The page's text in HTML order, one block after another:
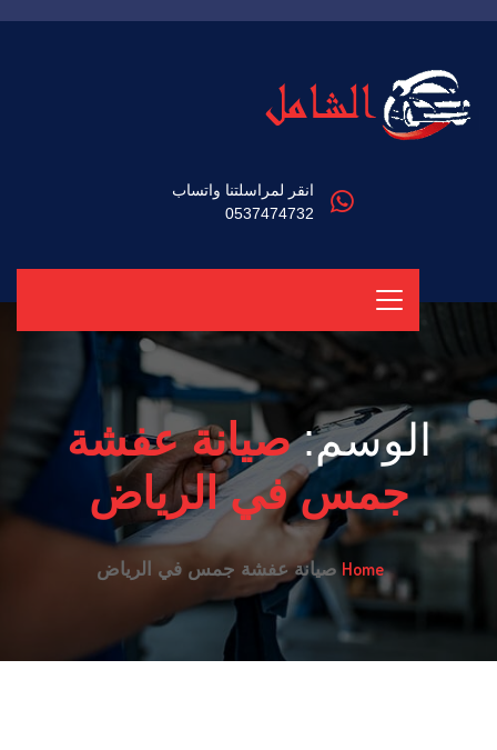
انقر لمراسلتنا واتساب
0537474732
الوسم:صيانة عفشة
جمس في الرياض
Home صيانة عفشة جمس في الرياض